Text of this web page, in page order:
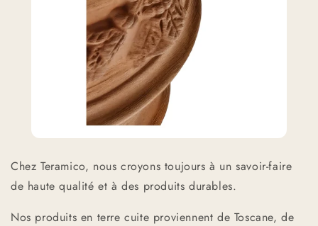
Chez Teramico, nous croyons toujours à un savoir-faire
de haute qualité et à des produits durables.
Nos produits en terre cuite proviennent de Toscane, de